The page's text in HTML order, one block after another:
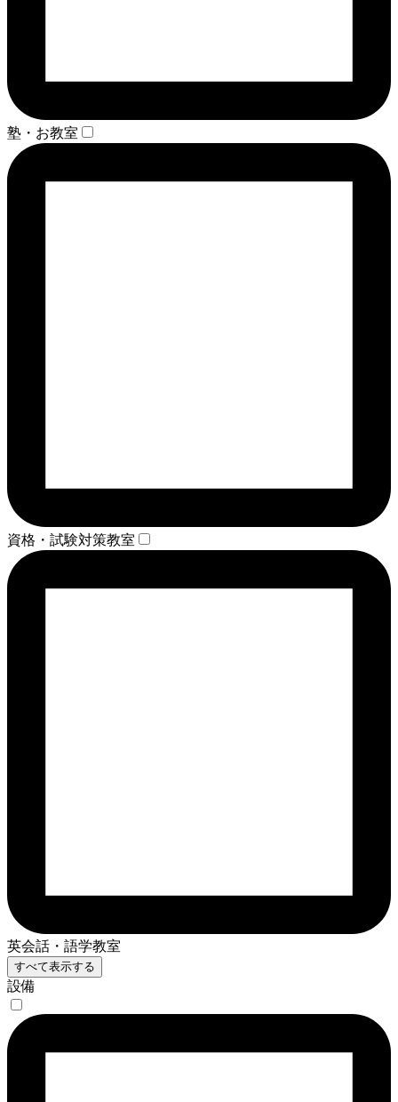
塾・お教室
資格・試験対策教室
英会話・語学教室
すべて表示する
設備